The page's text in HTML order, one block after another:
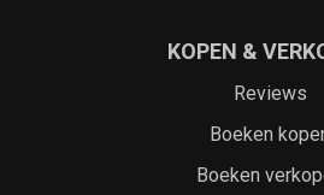
KOPEN &
Reviews
Boeken
Boeken